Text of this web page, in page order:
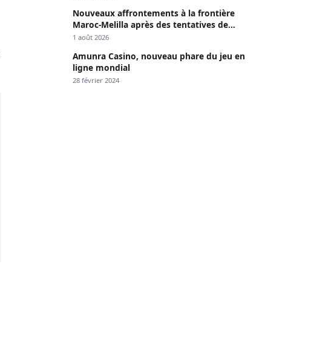
Nouveaux affrontements à la frontière
Maroc-Melilla après des tentatives de
passage
1 août 2026
Amunra Casino, nouveau phare du jeu en
ligne mondial
28 février 2024